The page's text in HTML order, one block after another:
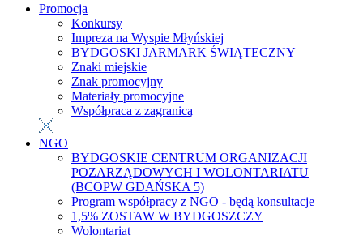
Promocja
Konkursy
Impreza na Wyspie Młyńskiej
BYDGOSKI JARMARK ŚWIĄTECZNY
Znaki miejskie
Znak promocyjny
Materiały promocyjne
Współpraca z zagranicą
NGO
BYDGOSKIE CENTRUM ORGANIZACJI
POZARZĄDOWYCH I WOLONTARIATU
(BCOPW GDAŃSKA 5)
Program współpracy z NGO - będą konsultacje
1,5% ZOSTAW W BYDGOSZCZY
Wolontariat